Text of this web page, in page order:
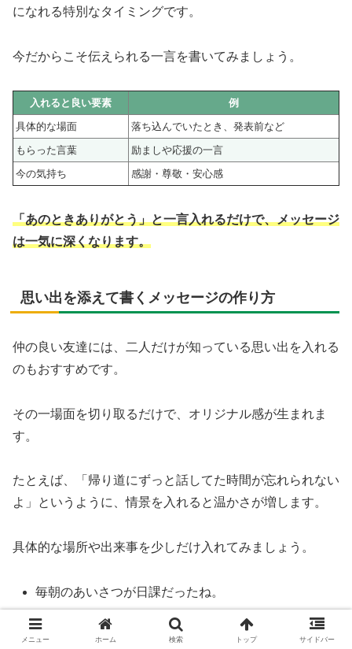
になれる特別なタイミングです。
今だからこそ伝えられる一言を書いてみましょう。
入れると良い要素
例
具体的な場面
落ち込んでいたとき、発表前など
もらった言葉
励ましや応援の一言
今の気持ち
感謝・尊敬・安心感
「あのときありがとう」と一言入れるだけで、メッセージ
は一気に深くなります。
思い出を添えて書くメッセージの作り方
仲の良い友達には、二人だけが知っている思い出を入れる
のもおすすめです。
その一場面を切り取るだけで、オリジナル感が生まれま
す。
たとえば、「帰り道にずっと話してた時間が忘れられない
よ」というように、情景を入れると温かさが増します。
具体的な場所や出来事を少しだけ入れてみましょう。
毎朝のあいさつが日課だったね。
放課後に語り合った時間が宝物です。
テスト前に励まし合ったのが懐かしいね。
メニュー ホーム 検索 トップ サイドバー